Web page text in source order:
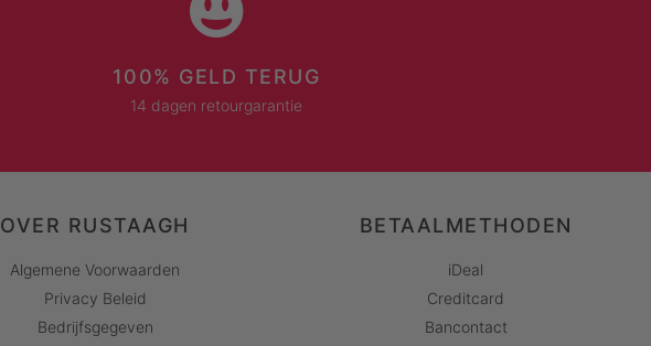
100% GELD TERUG
14 dagen retourgarantie
OVER RUSTAAGH
Algemene Voorwaarden
Privacy Beleid
Bedrijfsgegeven
BETAALMETHODEN
iDeal
Creditcard
Bancontact